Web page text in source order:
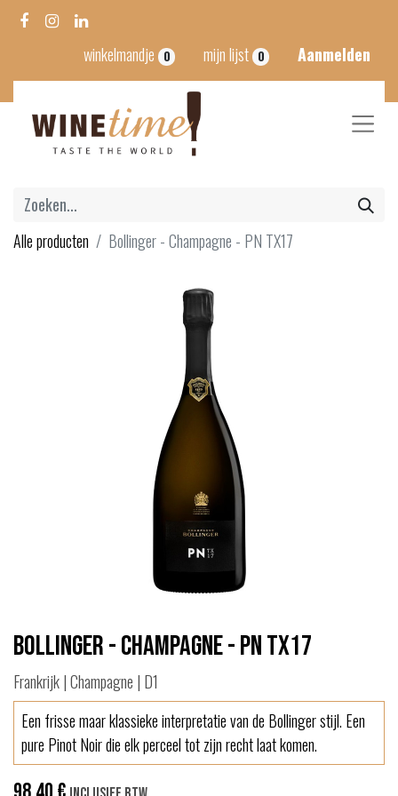
winkelmandje 0 mijn lijst 0 Aanmelden
Alle producten Bollinger - Champagne - PN TX17
Bollinger - Champagne - PN TX17
Frankrijk | Champagne | D1
Een frisse maar klassieke interpretatie van de Bollinger stijl. Een
pure Pinot Noir die elk perceel tot zijn recht laat komen.